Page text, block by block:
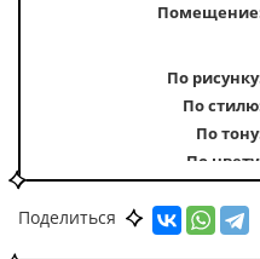
Помещение
По рисунку
По стилю
По тону
По цвету
Поделиться